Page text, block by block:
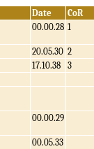
Date CoR
00.00.28 1
20.05.30 2
17.10.38
3
00.00.29
00.05.33